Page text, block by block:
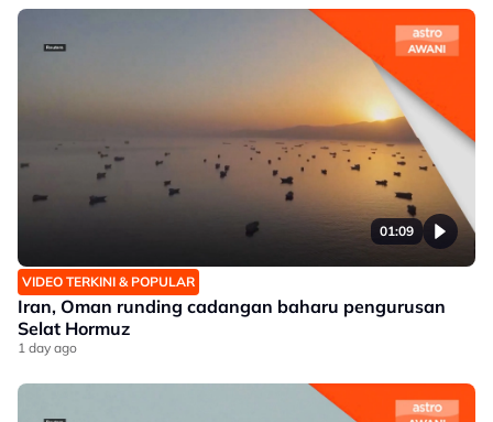
01:09
VIDEO TERKINI & POPULAR
Iran, Oman runding cadangan baharu pengurusan
Selat Hormuz
1 day ago